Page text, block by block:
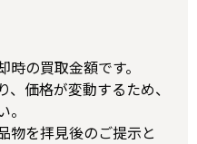
の買取金額です。
価格が変動するため、
物を拝見後のご提示と